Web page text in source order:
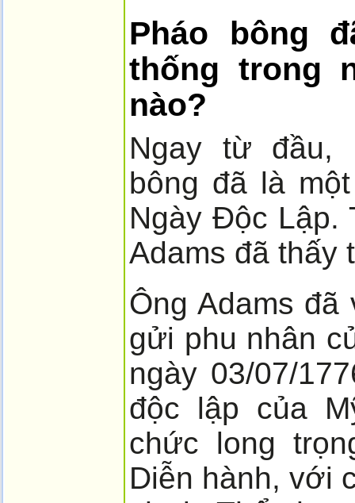
Pháo bông
thống trong
nào?
Ngay từ đầu,
bông đã là
Ngày Độc Lập.
Adams đã thấy
Ông Adams
gửi phu nhân
ngày 03/07/
độc lập của
chức long
Diễn hành, với